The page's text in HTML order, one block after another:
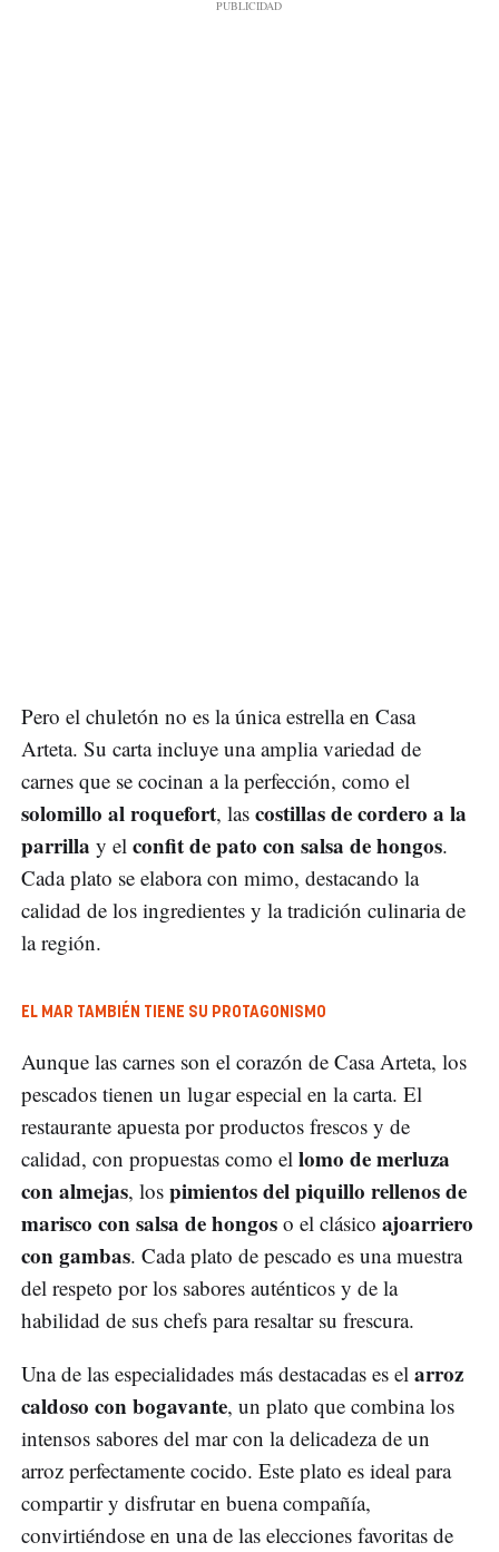
Pero el chuletón no es la única estrella en Casa
Arteta. Su carta incluye una amplia variedad de
carnes que se cocinan a la perfección, como el
solomillo al roquefort, las costillas de cordero a la
parrilla y el confit de pato con salsa de hongos.
Cada plato se elabora con mimo, destacando la
calidad de los ingredientes y la tradición culinaria de
la región.
EL MAR TAMBIÉN TIENE SU PROTAGONISMO
Aunque las carnes son el corazón de Casa Arteta, los
pescados tienen un lugar especial en la carta. El
restaurante apuesta por productos frescos y de
calidad, con propuestas como el lomo de merluza
con almejas, los pimientos del piquillo rellenos de
marisco con salsa de hongos o el clásico ajoarriero
con gambas. Cada plato de pescado es una muestra
del respeto por los sabores auténticos y de la
habilidad de sus chefs para resaltar su frescura.
Una de las especialidades más destacadas es el arroz
caldoso con bogavante, un plato que combina los
intensos sabores del mar con la delicadeza de un
arroz perfectamente cocido. Este plato es ideal para
compartir y disfrutar en buena compañía,
convirtiéndose en una de las elecciones favoritas de